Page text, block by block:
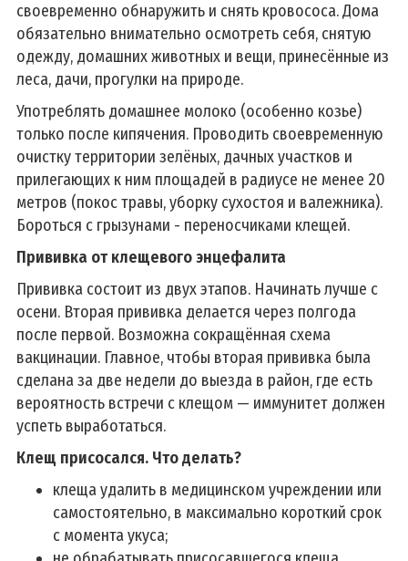
своевременно обнаружить и снять кровососа. Дома
обязательно внимательно осмотреть себя, снятую
одежду, домашних животных и вещи, принесённые из
леса, дачи, прогулки на природе.
Употреблять домашнее молоко (особенно козье)
только после кипячения. Проводить своевременную
очистку территории зелёных, дачных участков и
прилегающих к ним площадей в радиусе не менее 20
метров (покос травы, уборку сухостоя и валежника).
Бороться с грызунами - переносчиками клещей.
Прививка от клещевого энцефалита
Прививка состоит из двух этапов. Начинать лучше с
осени. Вторая прививка делается через полгода
после первой. Возможна сокращённая схема
вакцинации. Главное, чтобы вторая прививка была
сделана за две недели до выезда в район, где есть
вероятность встречи с клещом — иммунитет должен
успеть выработаться.
Клещ присосался. Что делать?
клеща удалить в медицинском учреждении или
самостоятельно, в максимально короткий срок
с момента укуса;